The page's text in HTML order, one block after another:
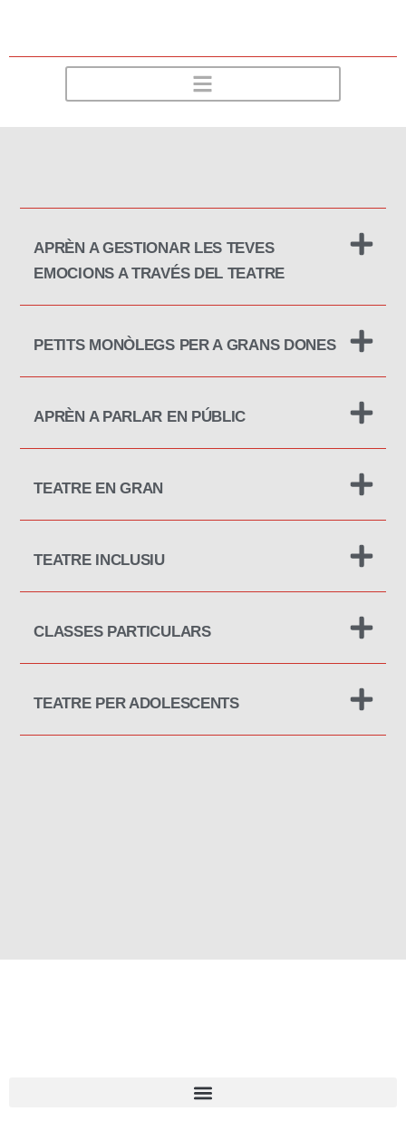
APRÈN A GESTIONAR LES TEVES
EMOCIONS A TRAVÉS DEL TEATRE
PETITS MONÒLEGS PER A GRANS DONES
APRÈN A PARLAR EN PÚBLIC
TEATRE EN GRAN
TEATRE INCLUSIU
CLASSES PARTICULARS
TEATRE PER ADOLESCENTS